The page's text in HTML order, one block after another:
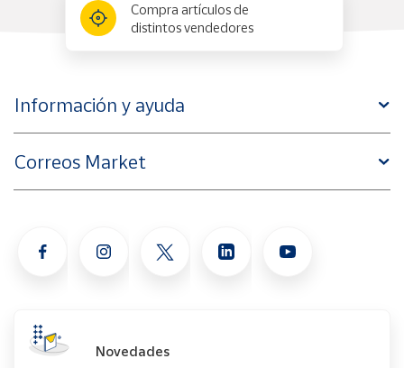
Compra artículos de
distintos vendedores
Información y ayuda
Correos Market
Novedades